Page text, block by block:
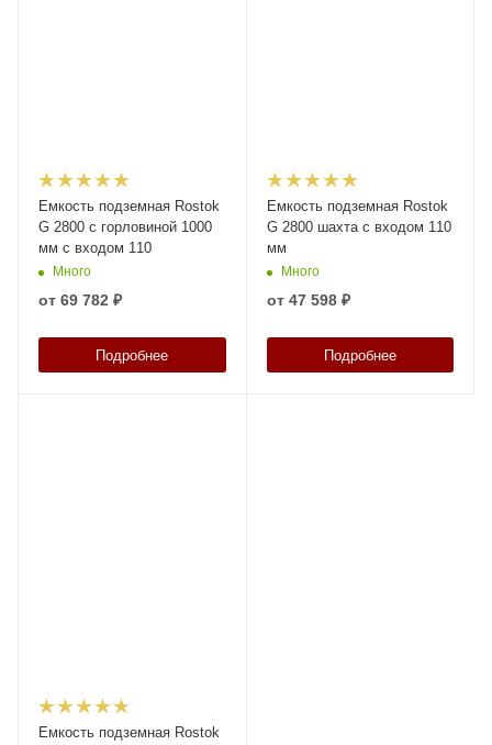
Емкость подземная Rostok
G 2800 с горловиной 1000
мм с входом 110
Много
от 69 782 ₽
Подробнее
Емкость подземная Rostok
G 2800 шахта c входом 110
мм
Много
от 47 598 ₽
Подробнее
Емкость подземная Rostok